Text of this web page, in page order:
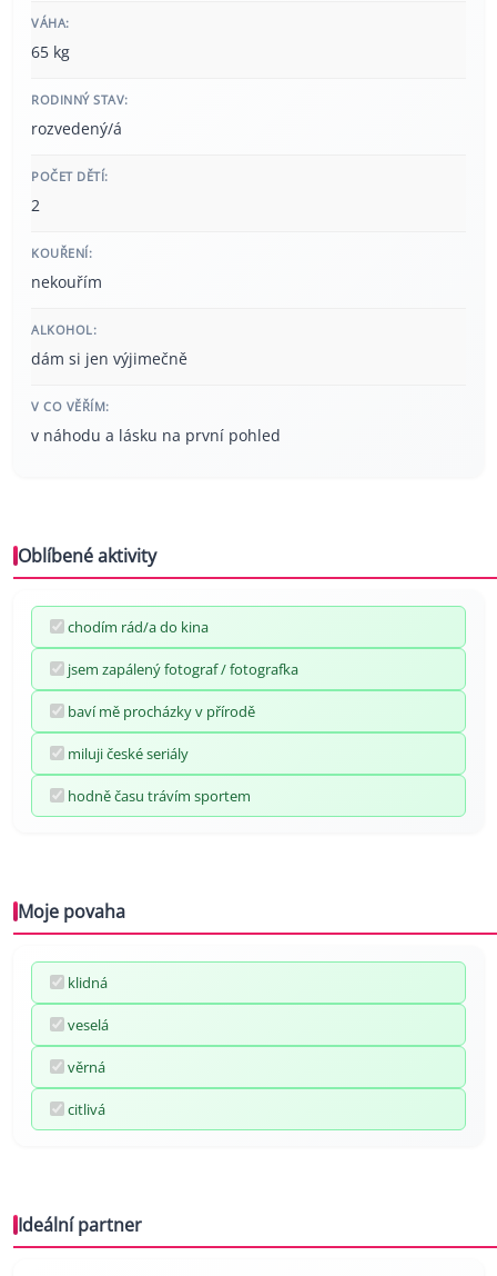
VÁHA:
65 kg
RODINNÝ STAV:
rozvedený/á
POČET DĚTÍ:
2
KOUŘENÍ:
nekouřím
ALKOHOL:
dám si jen výjimečně
V CO VĚŘÍM:
v náhodu a lásku na první pohled
Oblíbené aktivity
chodím rád/a do kina
jsem zapálený fotograf / fotografka
baví mě procházky v přírodě
miluji české seriály
hodně času trávím sportem
Moje povaha
klidná
veselá
věrná
citlivá
Ideální partner